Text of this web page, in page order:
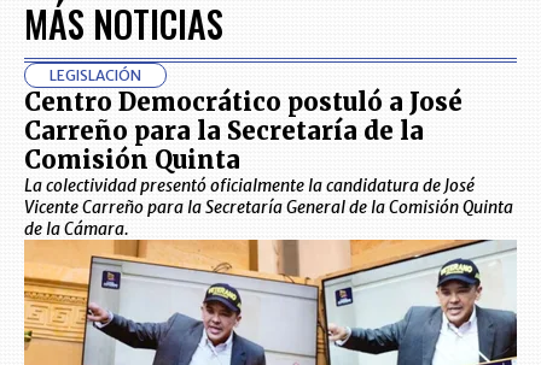
MÁS NOTICIAS
LEGISLACIÓN
Centro Democrático postuló a José
Carreño para la Secretaría de la
Comisión Quinta
La colectividad presentó oficialmente la candidatura de José
Vicente Carreño para la Secretaría General de la Comisión Quinta
de la Cámara.